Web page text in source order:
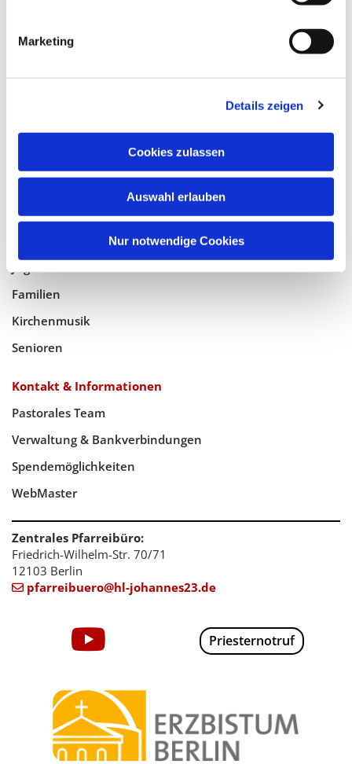
Marketing
Details zeigen
Cookies zulassen
Auswahl erlauben
Nur notwendige Cookies
Tempelhof-Buckow
Geistlicher Raum
Taufe, Kommunion & Trauung
Familien
Kirchenmusik
Senioren
Kontakt & Informationen
Pastorales Team
Verwaltung & Bankverbindungen
Spendemöglichkeiten
WebMaster
Zentrales Pfarreibüro:
Friedrich-Wilhelm-Str. 70/71
12103 Berlin
 pfarreibuero@hl-johannes23.de
Priesternotruf